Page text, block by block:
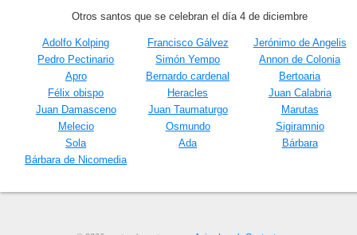
Otros santos que se celebran el día 4 de diciembre
Adolfo Kolping Francisco Gálvez
Jerónimo de Angelis
Pedro Pectinario
Simón Yempo
Annon de Colonia
Apro
Bernardo cardenal
Bertoaria
Félix obispo
Heracles
Juan Calabria
Juan Damasceno
Juan Taumaturgo
Marutas
Melecio
Osmundo
Sigiramnio
Sola
Ada
Bárbara
Bárbara de Nicomedia